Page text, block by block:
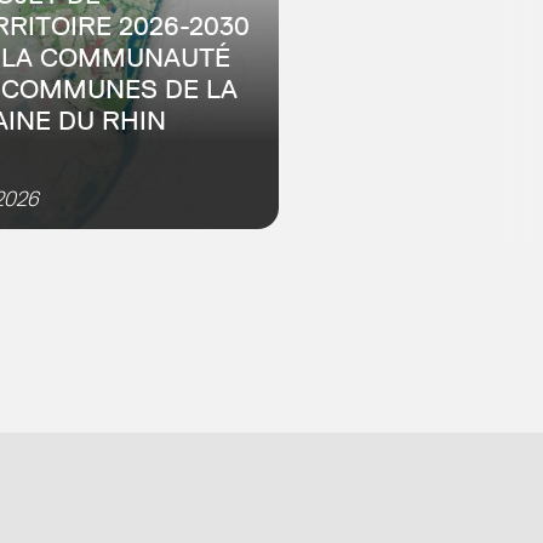
2026-2030
COMMUNAUTÉ
DE LA
DU RHIN
et des enjeux pour